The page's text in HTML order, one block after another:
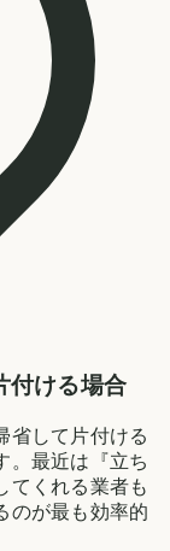
付ける場合
省して片付ける
。最近は『立ち
てくれる業者も
のが最も効率的